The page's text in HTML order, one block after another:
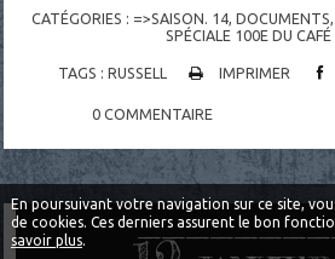
En poursuivant votre navigation sur ce site,
de cookies. Ces derniers assurent le bon
savoir plus.
CATÉGORIES : =>SAISON. 14, DOCUMENTS,
SPÉCIALE 100E DU CAFÉ
TAGS : RUSSELL IMPRIMER
0 COMMENTAIRE